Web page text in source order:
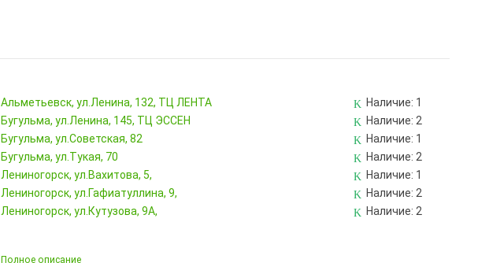
Альметьевск, ул.Ленина, 132, ТЦ ЛЕНТА Наличие: 1
Бугульма, ул.Ленина, 145, ТЦ ЭССЕН
Наличие: 2
Бугульма, ул.Советская, 82
Наличие: 1
Бугульма, ул.Тукая, 70
Наличие: 2
Лениногорск, ул.Вахитова, 5,
Наличие: 1
Лениногорск, ул.Гафиатуллина, 9,
Наличие: 2
Лениногорск, ул.Кутузова, 9А,
Наличие: 2
Полное описание